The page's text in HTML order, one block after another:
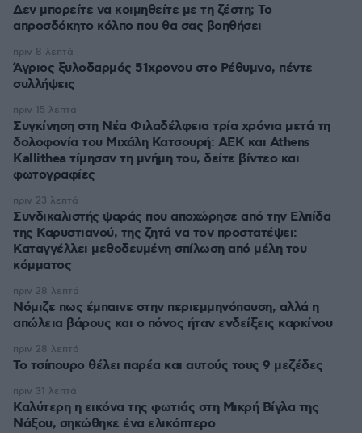
Δεν μπορείτε να κοιμηθείτε με τη ζέστη; Το
απροσδόκητο κόλπο που θα σας βοηθήσει
Άγριος ξυλοδαρμός 51χρονου στο Ρέθυμνο, πέντε
συλλήψεις
πριν 8 λεπτά
Συγκίνηση στη Νέα Φιλαδέλφεια τρία χρόνια μετά τη
δολοφονία του Μιχάλη Κατσουρή: ΑΕΚ και Athens
Kallithea τίμησαν τη μνήμη του, δείτε βίντεο και
φωτογραφίες
πριν 15 λεπτά
Συνδικαλιστής ψαράς που αποχώρησε από την Ελπίδα
της Καρυστιανού, της ζητά να τον προστατέψει:
Καταγγέλλει μεθοδευμένη σπίλωση από μέλη του
κόμματος
πριν 23 λεπτά
Νόμιζε πως έμπαινε στην περιεμμηνόπαυση, αλλά η
απώλεια βάρους και ο πόνος ήταν ενδείξεις καρκίνου
πριν 28 λεπτά
Το τσίπουρο θέλει παρέα και αυτούς τους 9 μεζέδες
πριν 28 λεπτά
Καλύτερη η εικόνα της φωτιάς στη Μικρή Βίγλα της
Νάξου, σηκώθηκε ένα ελικόπτερο
πριν 31 λεπτά